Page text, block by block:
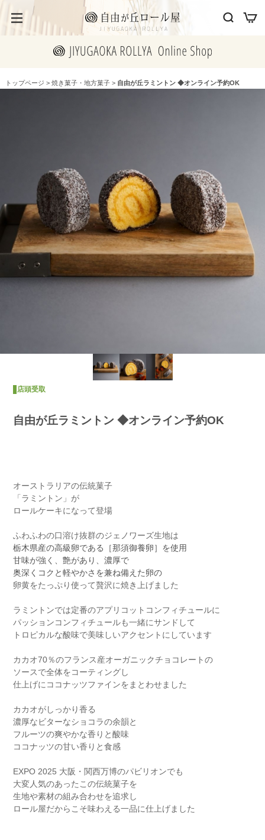
トップページ > 焼き菓子・地方菓子> 自由が丘ラミントン ◆オンライン予約OK
自由が丘ラミントン ◆オンライン予約OK
店頭受取
オーストラリアの伝統菓子
「ラミントン」が
ロールケーキになって登場
ふわふわの口溶け抜群のジェノワーズ生地は
栃木県産の高級卵である
［那須御養卵］を使用
甘味が強く、艶があり、濃厚で
奥深くコクと軽やかさを兼ね備えた卵の
卵黄をたっぷり使って贅沢に焼き上げました
ラミントンでは定番のアプリコットコンフィチュールに
パッションコンフィチュールも一緒にサンドして
トロピカルな酸味で美味しいアクセントにしています
カカオ70％のフランス産オーガニックチョコレートの
ソースで全体をコーティングし
仕上げにココナッツファインをまとわせました
カカオがしっかり香る
濃厚なビターなショコラの余韻と
フルーツの爽やかな香りと酸味
ココナッツの甘い香りと食感
EXPO 2025 大阪・関西万博のパビリオンでも
大変人気のあったこの伝統菓子を
生地や素材の組み合わせを追求し
ロール屋だからこそ味わえる一品に仕上げました